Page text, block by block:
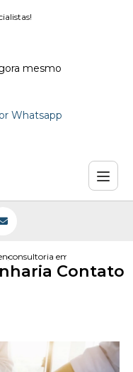
mesmo
Whatsapp
civil
consultoria em engenharia
Contato